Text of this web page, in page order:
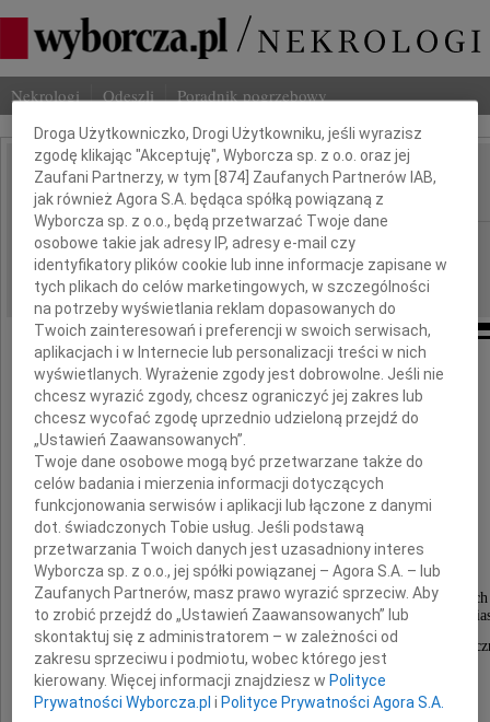
Nekrologi Odeszli Poradnik pogrzebowy
IMIĘ I NAZWISKO: Roman Kirstein
REGION: Opole
DATA EMISJI: 10.04.2019
Śmierć zawsze jest niespodziewana,
nigdy nie jesteśmy na nią gotowi
Roman Kirstein
założyciel pierwszej Solidarności i jej opolskich
struktur, wybitny OPOLANIN i Zasłużony Obywatel
Jedna z najwybitniejszych postaci
opozycji w czasach PRL-u,
uczestnik protestów w sierpniu 1980 roku.
Dbamy o Twoją prywatność
Droga Użytkowniczko, Drogi Użytkowniku, jeśli wyrazisz
zgodę klikając "Akceptuję", Wyborcza sp. z o.o. oraz jej
Zaufani Partnerzy, w tym [874 ] Zaufanych Partnerów IAB,
jak również Agora S.A. będąca spółką powiązaną z
Wyborcza sp. z o.o., będą przetwarzać Twoje dane
osobowe takie jak adresy IP, adresy e-mail czy
identyfikatory plików cookie lub inne informacje zapisane w
tych plikach do celów marketingowych, w szczególności
na potrzeby wyświetlania reklam dopasowanych do
Twoich zainteresowań i preferencji w swoich serwisach,
aplikacjach i w Internecie lub personalizacji treści w nich
wyświetlanych. Wyrażenie zgody jest dobrowolne. Jeśli nie
chcesz wyrazić zgody, chcesz ograniczyć jej zakres lub
chcesz wycofać zgodę uprzednio udzieloną przejdź do
„Ustawień Zaawansowanych”.
Twoje dane osobowe mogą być przetwarzane także do
celów badania i mierzenia informacji dotyczących
funkcjonowania serwisów i aplikacji lub łączone z danymi
dot. świadczonych Tobie usług. Jeśli podstawą
przetwarzania Twoich danych jest uzasadniony interes
Wyborcza sp. z o.o., jej spółki powiązanej – Agora S.A. – lub
Zaufanych Partnerów, masz prawo wyrazić sprzeciw. Aby
to zrobić przejdź do „Ustawień Zaawansowanych” lub
skontaktuj się z administratorem – w zależności od
zakresu sprzeciwu i podmiotu, wobec którego jest
kierowany. Więcej informacji znajdziesz w Polityce
Prywatności Wyborcza.pl i Polityce Prywatności Agora S.A.